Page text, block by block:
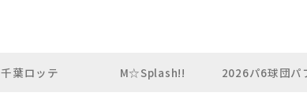
千葉ロッテ M☆Splash!! 2026パ6球団パ